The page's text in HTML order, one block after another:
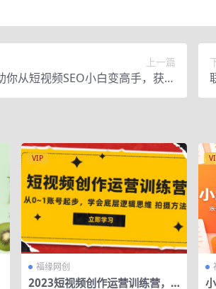
上一篇
从短视频SEO小白变高手，获取
长期稳定的精准搜索流量和询单
VIP
福缘网创
2023短视频创作运营训练营，